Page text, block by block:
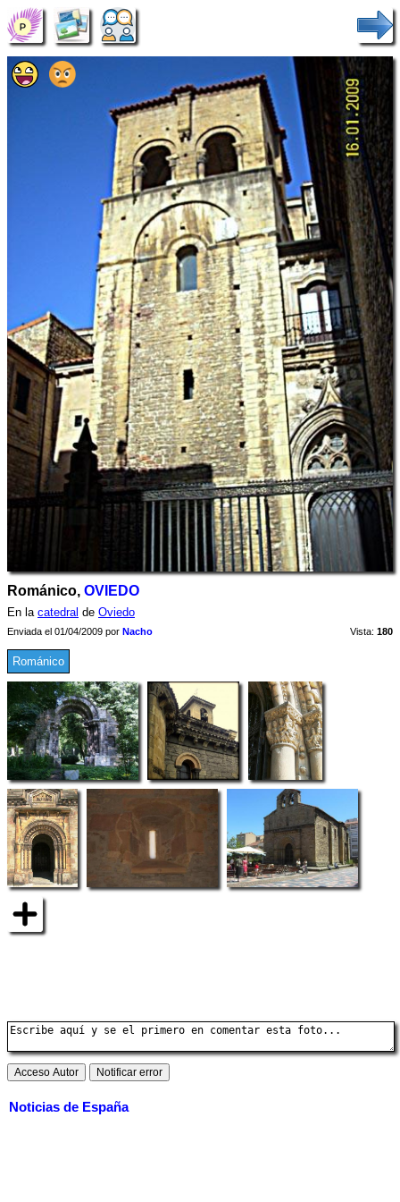
Románico, OVIEDO
En la catedral de Oviedo
Enviada el 01/04/2009 por Nacho Vista: 180
Románico
Noticias de España